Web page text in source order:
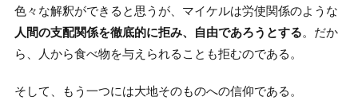
色々な解釈ができると思うが、マイケルは労使関係のような
人間の支配関係を徹底的に拒み、自由であろうとする。だか
ら、人から食べ物を与えられることも拒むのである。
そして、もう一つには大地そのものへの信仰である。